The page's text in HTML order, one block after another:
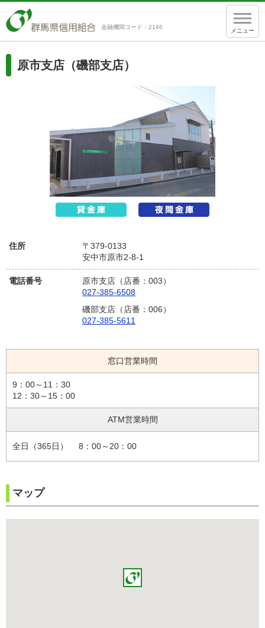
金融機関コード：2146
メニュー
原市支店（磯部支店）
住所
〒379-0133
安中市原市2-8-1
電話番号
原市支店（店番：003）
027-385-6508
磯部支店（店番：006）
027-385-5611
窓口営業時間
9：00～11：30
12：30～15：00
ATM営業時間
全日（365日） 8：00～20：00
マップ